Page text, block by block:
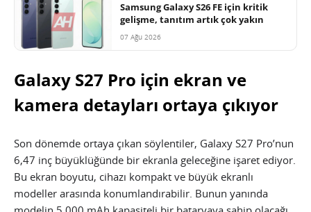
Samsung Galaxy S26 FE için kritik
gelişme, tanıtım artık çok yakın
07 Ağu 2026
Galaxy S27 Pro için ekran ve
kamera detayları ortaya çıkıyor
Son dönemde ortaya çıkan söylentiler, Galaxy S27 Pro’nun
6,47 inç büyüklüğünde bir ekranla geleceğine işaret ediyor.
Bu ekran boyutu, cihazı kompakt ve büyük ekranlı
modeller arasında konumlandırabilir. Bunun yanında